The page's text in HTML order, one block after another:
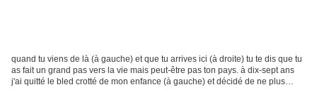
quand tu viens de là (à gauche) et que tu arrives ici (à droite) tu te dis que tu
as fait un grand pas vers la vie mais peut-être pas ton pays. à dix-sept ans
j'ai quitté le bled crotté de mon enfance (à gauche) et décidé de ne plus